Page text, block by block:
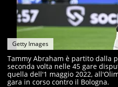
Getty Images
Tammy Abraham è partito dalla
seconda volta nelle 45 gare
quella dell'1 maggio 2022,
gara in corso contro il Bologna.